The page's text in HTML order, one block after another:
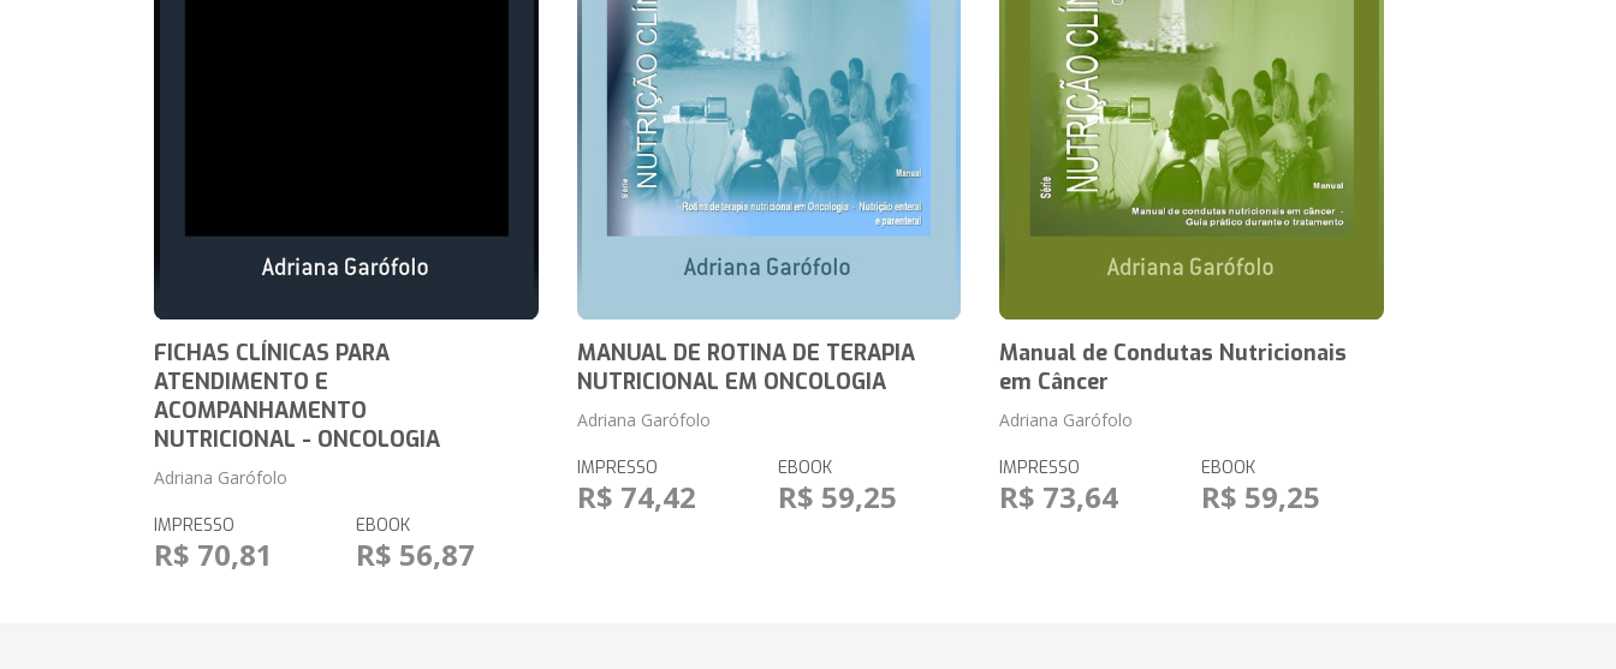
FICHAS CLÍNICAS PARA
ATENDIMENTO E
ACOMPANHAMENTO
NUTRICIONAL - ONCOLOGIA
Adriana Garófolo
IMPRESSO
R$ 70,81
EBOOK
R$ 56,87
MANUAL DE ROTINA DE TERAPIA
NUTRICIONAL EM ONCOLOGIA
Adriana Garófolo
IMPRESSO
R$ 74,42
EBOOK
R$ 59,25
Manual de Condutas Nutricionais
em Câncer
Adriana Garófolo
IMPRESSO
R$ 73,64
EBOOK
R$ 59,25